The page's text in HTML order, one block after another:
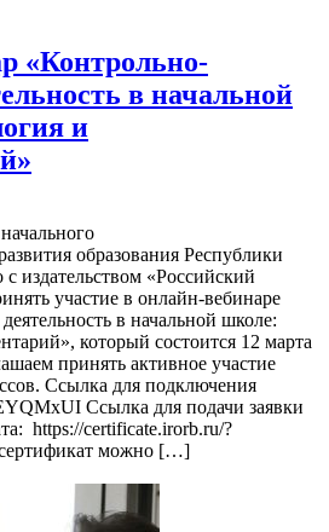
«Контрольно-
в начальной
и
образования Республики
издательством «Российский
участие в онлайн-вебинаре
в начальной школе:
который состоится 12 марта
принять активное участие
Ссылка для подключения
Ссылка для подачи заявки
https://certificate.irorb.ru/?
сертификат можно […]